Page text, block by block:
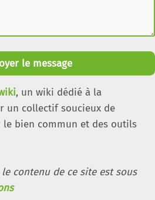
le message
, un wiki dédié à la
un collectif soucieux de
le bien commun et des outils
contenu de ce site est sous